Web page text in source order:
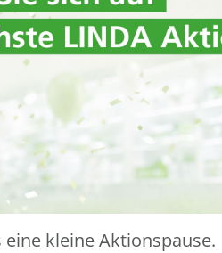
kleine Aktionspause.